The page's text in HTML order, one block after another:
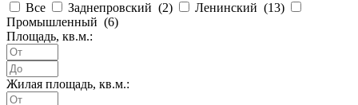
Все
Заднепровский (2) Ленинский (13)
Промышленный (6)
Площадь, кв.м.:
Жилая площадь, кв.м.: